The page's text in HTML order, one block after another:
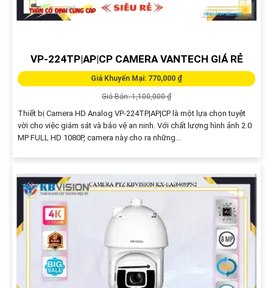
VP-224TP|AP|CP CAMERA VANTECH GIÁ RẺ
Giá Khuyến Mại: 770,000 ₫
Giá Bán: 1,100,000 ₫
Thiết bị Camera HD Analog VP-224TP|AP|CP là một lựa chọn tuyệt
vời cho việc giám sát và bảo vệ an ninh. Với chất lượng hình ảnh 2.0
MP FULL HD 1080P, camera này cho ra những...